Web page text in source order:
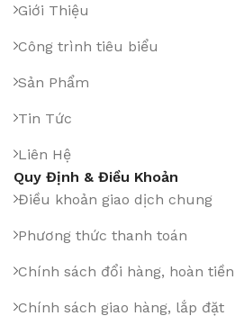
Giới Thiệu
Công trình tiêu biểu
Sản Phẩm
Tin Tức
Liên Hệ
Quy Định & Điều Khoản
Điều khoản giao dịch chung
Phương thức thanh toán
Chính sách đổi hàng, hoàn tiền
Chính sách giao hàng, lắp đặt